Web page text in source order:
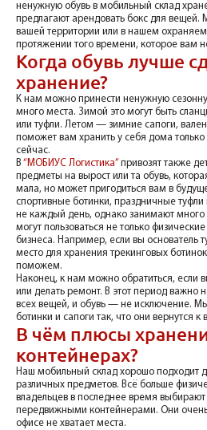
ненужную обувь в мобильный склад
предлагают арендовать бокс для вещей.
вашей территории или в нашем
протяжении того времени, которое вам
Когда обувь лучше
хранение?
К нам можно принести ненужную
много места. Зимой это могут быть
или туфли. Летом — зимние сапоги,
поможет вам хранить у себя дома
сейчас.
В “МОБИУС Логистика” привозят также
предметы на вырост или та обувь,
мала, но может пригодиться вам в
спортивные ботинки, праздничные
не каждый день, однако занимают
могут пользоваться не только
бизнеса. Например, если вы основатель
место для хранения трекинговых
поможем.
Наконец, к нам можно обратиться, если
или делать ремонт. В этот период важно
всех вещей, и обувь — не исключение.
ботинки и сапоги так, что они вернутся
В чём плюсы
контейнерах?
Наш мобильный склад хорошо подходит
различных предметов. Всё больше
владельцев в последнее время
передвижными контейнерами. Они
офисе не хватает места.